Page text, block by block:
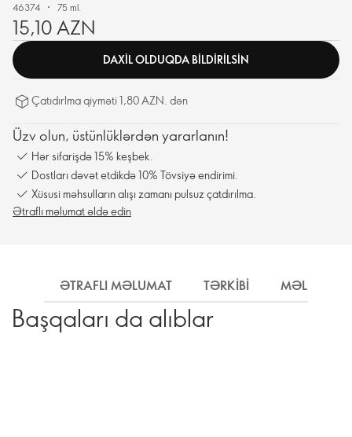
46374 75 ml.
15,10 AZN
DAXIL OLDUQDA BILDIRILSIN
Çatıdırlma qiyməti 1,80 AZN. dən
Üzv olun, üstünlüklərdən yararlanın!
Hər sifarişdə 15% keşbek.
Dostları dəvət etdikdə 10% Tövsiyə endirimi.
Xüsusi məhsulların alışı zamanı pulsuz çatdırılma.
Ətraflı məlumat əldə edin
ƏTRAFLI MƏLUMAT TƏRKIBI MƏLUMAT
Başqaları da alıblar